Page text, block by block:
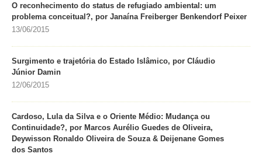
O reconhecimento do status de refugiado ambiental: um
problema conceitual?, por Janaína Freiberger Benkendorf Peixer
13/06/2015
Surgimento e trajetória do Estado Islâmico, por Cláudio
Júnior Damin
12/06/2015
Cardoso, Lula da Silva e o Oriente Médio: Mudança ou
Continuidade?, por Marcos Aurélio Guedes de Oliveira,
Deywisson Ronaldo Oliveira de Souza & Deijenane Gomes
dos Santos